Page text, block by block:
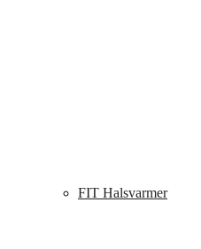
FIT Halsvarmer